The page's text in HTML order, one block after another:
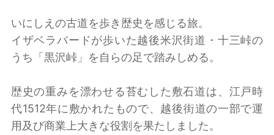
いにしえの古道を歩き歴史を感じる旅。
イザベラバードが歩いた越後米沢街道・十三峠の
うち「黒沢峠」を自らの足で踏みしめる。
歴史の重みを漂わせる苔むした敷石道は、江戸時
代1512年に敷かれたもので、越後街道の一部で運
用及び商業上大きな役割を果たしました。